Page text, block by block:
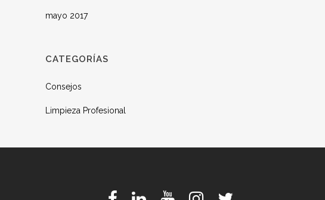
mayo 2017
CATEGORÍAS
Consejos
Limpieza Profesional